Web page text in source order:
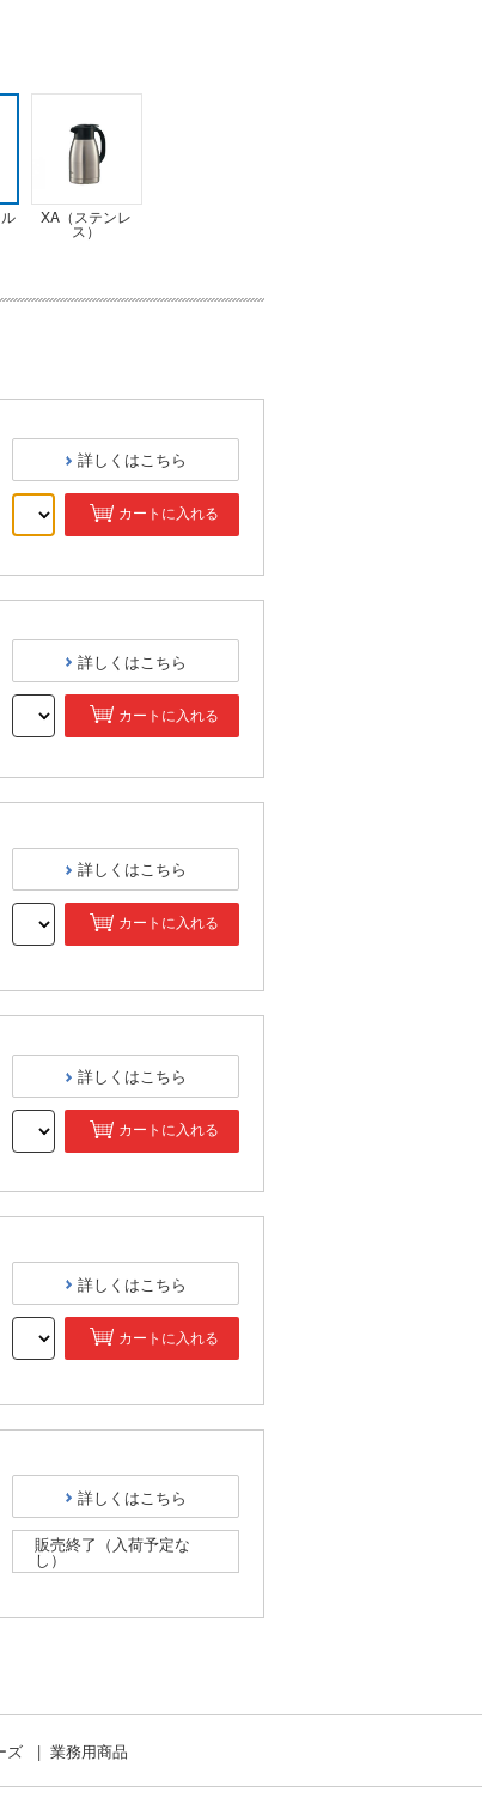
XA（ステンレ
ス）
詳しくはこちら
カートに入れる
詳しくはこちら
カートに入れる
詳しくはこちら
カートに入れる
詳しくはこちら
カートに入れる
詳しくはこちら
カートに入れる
詳しくはこちら
販売終了（入荷予定な
し）
ズ 業務用商品